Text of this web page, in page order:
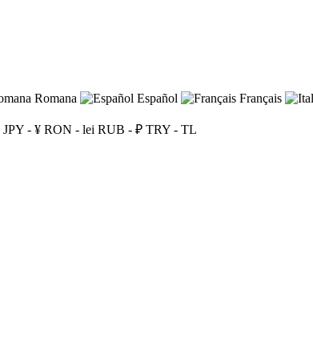
Romana Español Français
JPY - ¥ RON - lei RUB - ₽ TRY - TL